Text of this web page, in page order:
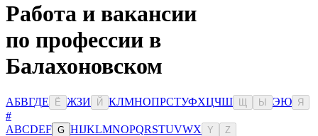
Работа и вакансии
по профессии в
Балахоновском
АБВГДЕ Ё ЖЗИ Й КЛМНОПРСТУФХЦЧШ Ы ЭЮ Я
#
ABCDEF G HIJKLMNOPQRSTUVWX Y Z